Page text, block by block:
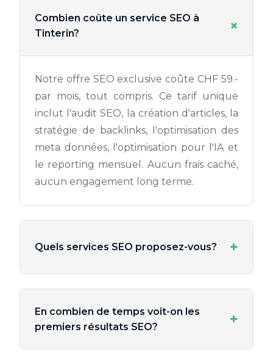
Combien coûte un service SEO à
Tinterin?
+
Notre offre SEO exclusive coûte CHF 59.-
par mois, tout compris. Ce tarif unique
inclut l'audit SEO, la création d'articles, la
stratégie de backlinks, l'optimisation des
meta données, l'optimisation pour l'IA et
le reporting mensuel. Aucun frais caché,
aucun engagement long terme.
Quels services SEO proposez-vous? +
En combien de temps voit-on les
premiers résultats SEO?
+